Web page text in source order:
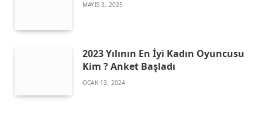
MAYIS 3, 2025
2023 Yılının En İyi Kadın Oyuncusu
Kim ? Anket Başladı
OCAK 13, 2024